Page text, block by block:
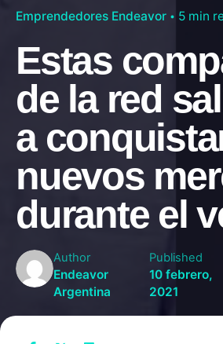
Emprendedores Endeavor 5 min
Estas
de la red
a
nuevos
durante el
Author
Endeavor
Argentina
Published
10 febrero,
2021